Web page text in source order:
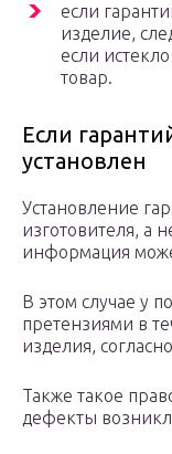
если
изделие,
если
товар.
Если
установлен
Установление
изготовителя, а
информация
В этом случае у
претензиями в
изделия,
Также такое
дефекты